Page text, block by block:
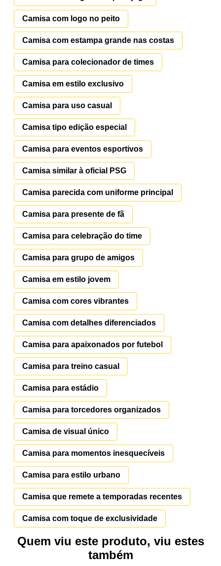
Camisa com logo no peito
Camisa com estampa grande nas costas
Camisa para colecionador de times
Camisa em estilo exclusivo
Camisa para uso casual
Camisa tipo edição especial
Camisa para eventos esportivos
Camisa similar à oficial PSG
Camisa parecida com uniforme principal
Camisa para presente de fã
Camisa para celebração do time
Camisa para grupo de amigos
Camisa em estilo jovem
Camisa com cores vibrantes
Camisa com detalhes diferenciados
Camisa para apaixonados por futebol
Camisa para treino casual
Camisa para estádio
Camisa para torcedores organizados
Camisa de visual único
Camisa para momentos inesquecíveis
Camisa para estilo urbano
Camisa que remete a temporadas recentes
Camisa com toque de exclusividade
Quem viu este produto, viu estes
também